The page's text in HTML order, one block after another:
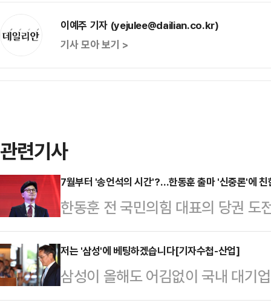
이예주 기자 (yejulee@dailian.co.kr)
기사 모아 보기 >
관련기사
7월부터 '송언석의 시간'?…한동훈 출마 '신중론'에 친
한동훈 전 국민의힘 대표의 당권 도
가운데, 한 전 대표의 전당대회 출
선거가 이재명 대통령 임기 초에 진
데다, 당 대표가 돼도 송언석 국민
저는 '삼성'에 베팅하겠습니다[기자수첩-산업]
삼성이 올해도 어김없이 국내 대기